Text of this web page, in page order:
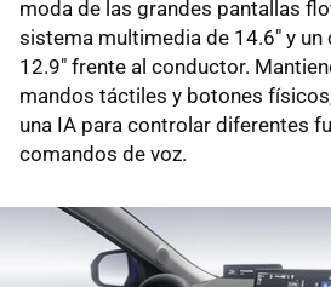
moda de las grandes pantallas
sistema multimedia de 14.6" y
12.9" frente al conductor.
mandos táctiles y botones
una IA para controlar diferentes
comandos de voz.